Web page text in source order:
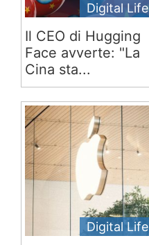
Digital Life
Il CEO di Hugging
Face avverte: "La
Cina sta...
Digital Life